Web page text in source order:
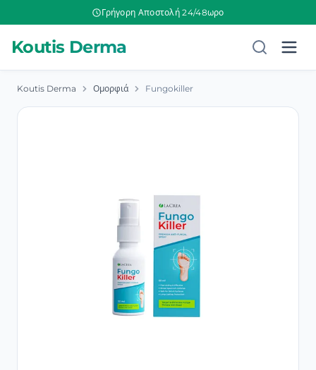
Γρήγορη Αποστολή 24/48ωρο
Koutis Derma
Koutis Derma Ομορφιά Fungokiller